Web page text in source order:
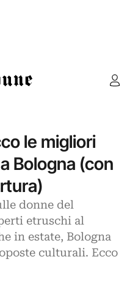
le migliori
Bologna (con
donne del
etruschi al
in estate, Bologna
culturali. Ecco